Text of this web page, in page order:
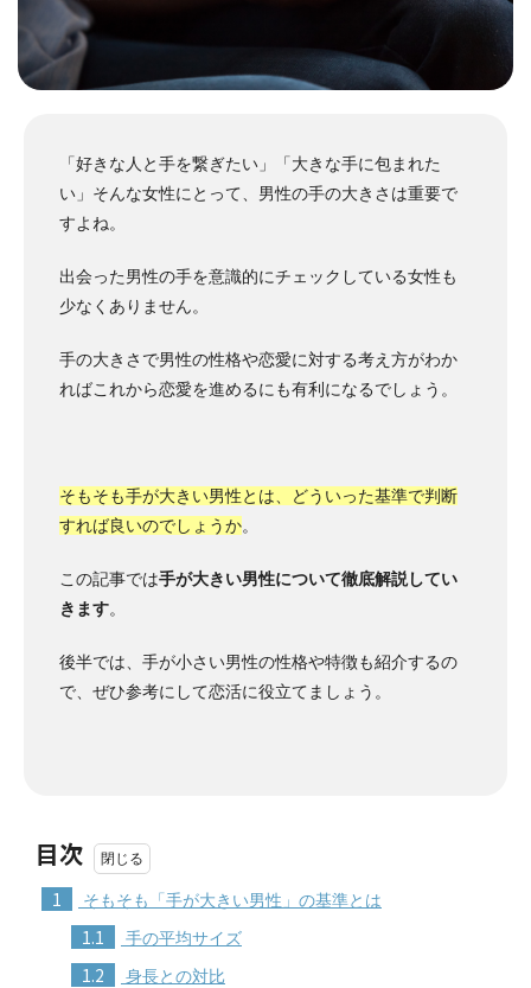
「好きな人と手を繋ぎたい」「大きな手に包まれた
い」そんな女性にとって、男性の手の大きさは重要で
すよね。
出会った男性の手を意識的にチェックしている女性も
少なくありません。
手の大きさで男性の性格や恋愛に対する考え方がわか
ればこれから恋愛を進めるにも有利になるでしょう。
そもそも手が大きい男性とは、どういった基準で判断
すれば良いのでしょうか。
この記事では手が大きい男性について徹底解説してい
きます。
後半では、手が小さい男性の性格や特徴も紹介するの
で、ぜひ参考にして恋活に役立てましょう。
目次
1 そもそも「手が大きい男性」の基準とは
1.1 手の平均サイズ
1.2 身長との対比